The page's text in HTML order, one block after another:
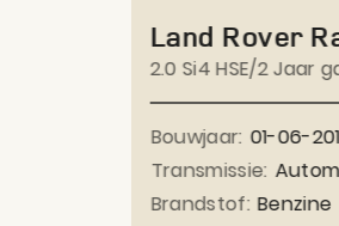
Land Rover
Evoque
2.0 Si4 HSE/2 Jaar
Bouwjaar: 01-06-
Transmissie:
Brandstof: Benzine